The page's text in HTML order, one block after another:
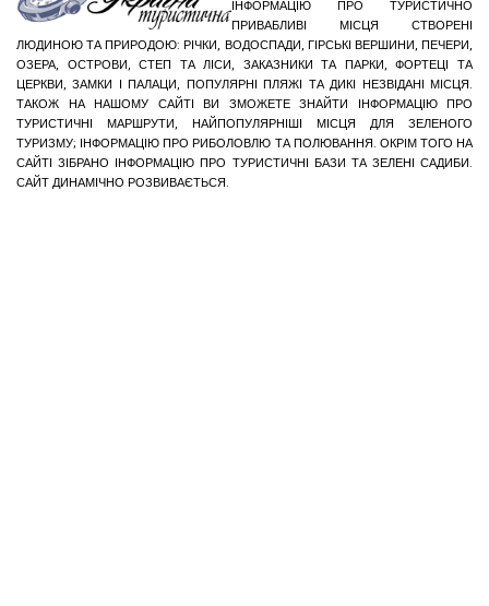
ІНФОРМАЦІЮ ПРО ТУРИСТИЧНО
ПРИВАБЛИВІ МІСЦЯ СТВОРЕНІ
ЛЮДИНОЮ ТА ПРИРОДОЮ: РІЧКИ, ВОДОСПАДИ, ГІРСЬКІ ВЕРШИНИ, ПЕЧЕРИ,
ОЗЕРА, ОСТРОВИ, СТЕП ТА ЛІСИ, ЗАКАЗНИКИ ТА ПАРКИ, ФОРТЕЦІ ТА
ЦЕРКВИ, ЗАМКИ І ПАЛАЦИ, ПОПУЛЯРНІ ПЛЯЖІ ТА ДИКІ НЕЗВІДАНІ МІСЦЯ.
ТАКОЖ НА НАШОМУ САЙТІ ВИ ЗМОЖЕТЕ ЗНАЙТИ ІНФОРМАЦІЮ ПРО
ТУРИСТИЧНІ МАРШРУТИ, НАЙПОПУЛЯРНІШІ МІСЦЯ ДЛЯ ЗЕЛЕНОГО
ТУРИЗМУ; ІНФОРМАЦІЮ ПРО РИБОЛОВЛЮ ТА ПОЛЮВАННЯ. ОКРІМ ТОГО НА
САЙТІ ЗІБРАНО ІНФОРМАЦІЮ ПРО ТУРИСТИЧНІ БАЗИ ТА ЗЕЛЕНІ САДИБИ.
САЙТ ДИНАМІЧНО РОЗВИВАЄТЬСЯ.